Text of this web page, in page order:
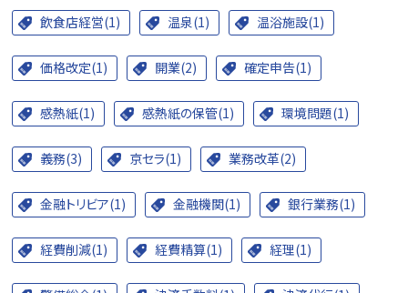
飲食店経営(1) 温泉(1) 温浴施設(1)
価格改定(1) 開業(2) 確定申告(1)
感熱紙(1) 感熱紙の保管(1) 環境問題(1)
義務(3) 京セラ(1) 業務改革(2)
金融トリビア(1) 金融機関(1) 銀行業務(1)
経費削減(1) 経費精算(1) 経理(1)